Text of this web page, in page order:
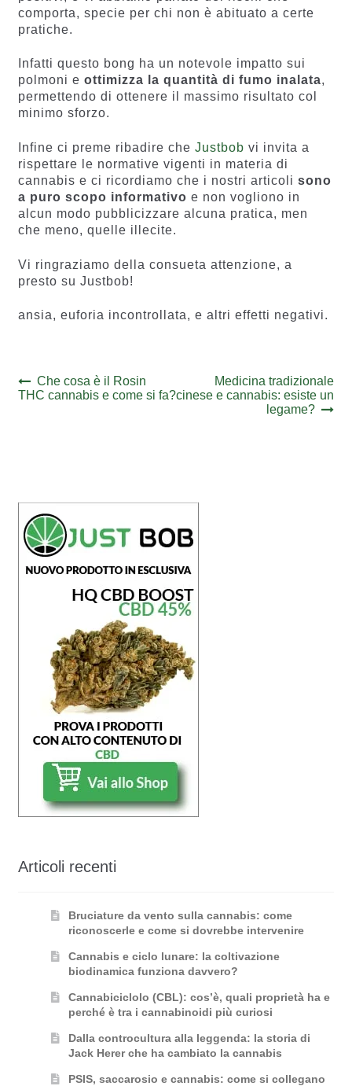
comporta, specie per chi non è abituato a certe
pratiche.
Infatti questo bong ha un notevole impatto sui
polmoni e ottimizza la quantità di fumo inalata,
permettendo di ottenere il massimo risultato col
minimo sforzo.
Infine ci preme ribadire che Justbob vi invita a
rispettare le normative vigenti in materia di
cannabis e ci ricordiamo che i nostri articoli sono
a puro scopo informativo e non vogliono in
alcun modo pubblicizzare alcuna pratica, men
che meno, quelle illecite.
Vi ringraziamo della consueta attenzione, a
presto su Justbob!
ansia, euforia incontrollata, e altri effetti negativi.
Navigazione
articoli
Previous
post:
Che cosa è il Rosin
THC cannabis e come si fa?
Next
post:
Medicina tradizionale
cinese e cannabis: esiste un
legame?
Articoli recenti
Bruciature da vento sulla cannabis: come
riconoscerle e come si dovrebbe intervenire
Cannabis e ciclo lunare: la coltivazione
biodinamica funziona davvero?
Cannabiciclolo (CBL): cos’è, quali proprietà ha e
perché è tra i cannabinoidi più curiosi
Dalla controcultura alla leggenda: la storia di
Jack Herer che ha cambiato la cannabis
PSIS, saccarosio e cannabis: come si collegano